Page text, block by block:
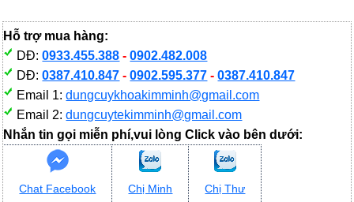
Hỗ trợ mua hàng:
DĐ:0933.455.388 -0902.482.008
DĐ:0387.410.847 -0902.595.377 -0387.410.847
Email 1:dungcuykhoakimminh@gmail.com
Email 2:dungcuytekimminh@gmail.com
Nhắn tin gọi miễn phí,vui lòng Click vào bên dưới:
Chat Facebook Chị Minh Chị Thư